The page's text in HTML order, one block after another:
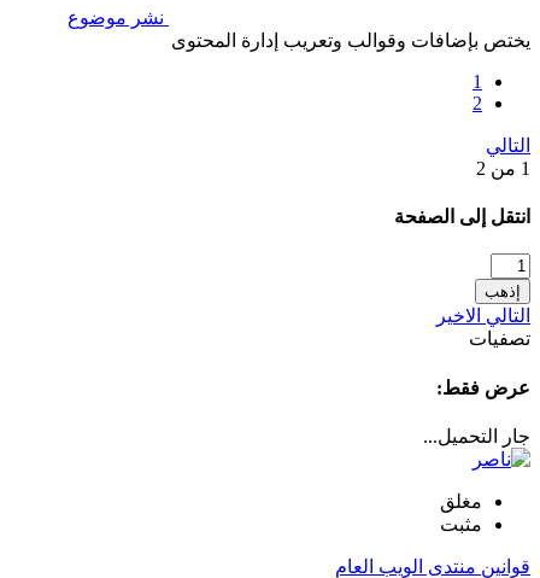
نشر موضوع
يختص بإضافات وقوالب وتعريب إدارة المحتوى
1
2
التالي
1 من 2
انتقل إلى الصفحة
إذهب
التالي الاخير
تصفيات
عرض فقط:
جار التحميل...
مغلق
مثبت
قوانين منتدى الويب العام